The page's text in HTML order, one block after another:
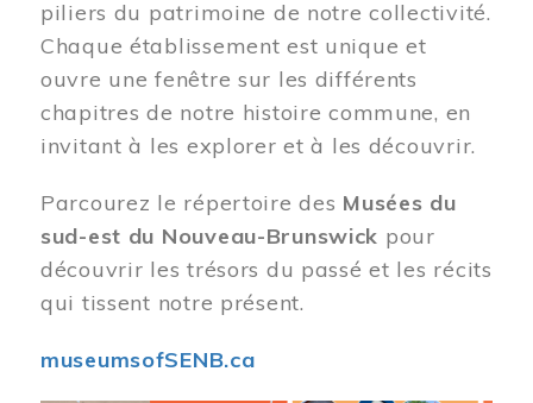
piliers du patrimoine de notre collectivité.
Chaque établissement est unique et
ouvre une fenêtre sur les différents
chapitres de notre histoire commune, en
invitant à les explorer et à les découvrir.
Parcourez le répertoire des Musées du
sud-est du Nouveau-Brunswick pour
découvrir les trésors du passé et les récits
qui tissent notre présent.
museumsofSENB.ca